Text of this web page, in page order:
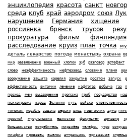
энциклопедия красота санкт
среда клуб край аэродром союз
нарушение
Германия хищение
россиянка
брянск трусов
прокуратура
фильм финляндия
расследование круиз план точка
деталь лекарство погода монастырь охрана
мир
развлечение военный хлопок зуб разговор артефакт
слово
неэффективность нефтезавод словакия пламя
вооружение
защита карелия закрытие росатом запуск
эффективность
витамин лечение нафтогаз добыча газ
проход
мем выдворение пропажа гриб государство
психотравма
народ Эстония путь войско ответственность
тимохин
корабль задача версия вход подписчик дума
простой
мусульманин единство факультет армавир
большинство
потребитель мирзиёев телефон утро
минфин
продавец эшелон аттракцион признание